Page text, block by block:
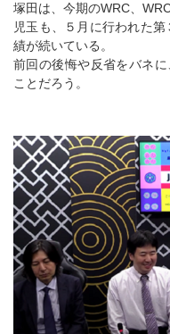
塚田は、今期のWRC、
児玉も、５月に行われた
績が続いている。
前回の後悔や反省をバネ
ことだろう。